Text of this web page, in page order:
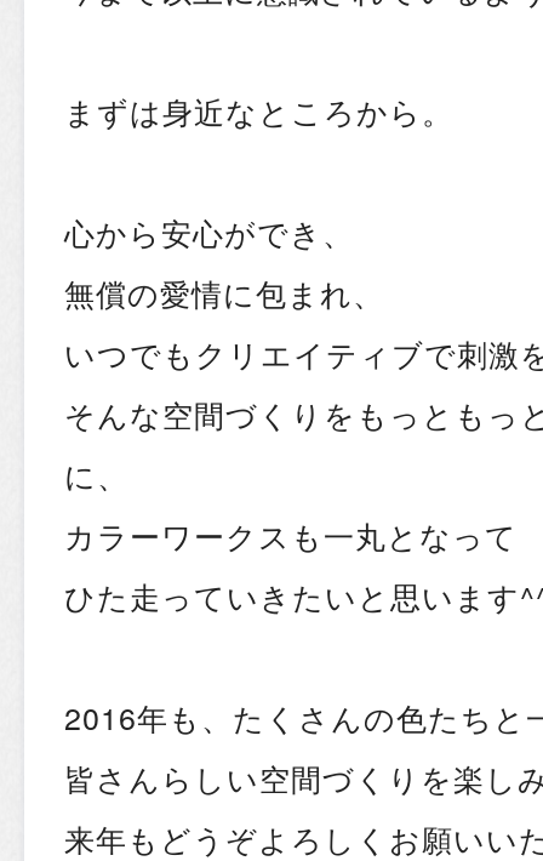
まずは身近なところから。
心から安心ができ、
無償の愛情に包まれ、
いつでもクリエイティブで刺激
そんな空間づくりをもっともっ
に、
カラーワークスも一丸となって
ひた走っていきたいと思います
2016年も、たくさんの色たちと
皆さんらしい空間づくりを楽し
来年もどうぞよろしくお願いい